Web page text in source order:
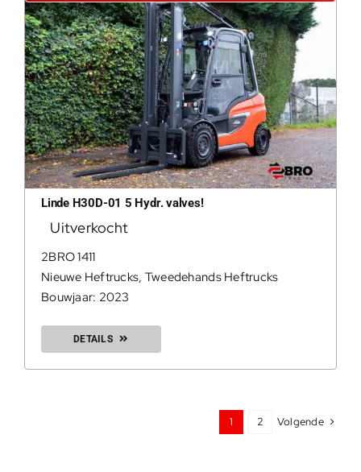
Linde H30D-01 5 Hydr. valves!
Uitverkocht
2BRO 1411
Nieuwe Heftrucks, Tweedehands Heftrucks
Bouwjaar: 2023
DETAILS
1 2 Volgende